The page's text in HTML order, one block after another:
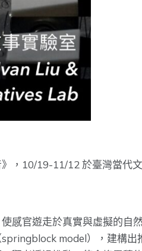
，10/19-11/12 於臺灣當代
感官遊走於真實與虛擬的
model），建構